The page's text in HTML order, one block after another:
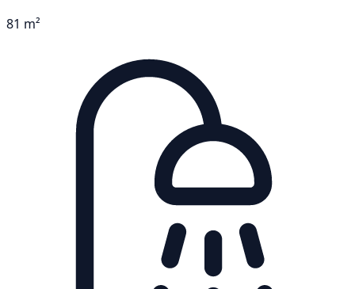
81 m²